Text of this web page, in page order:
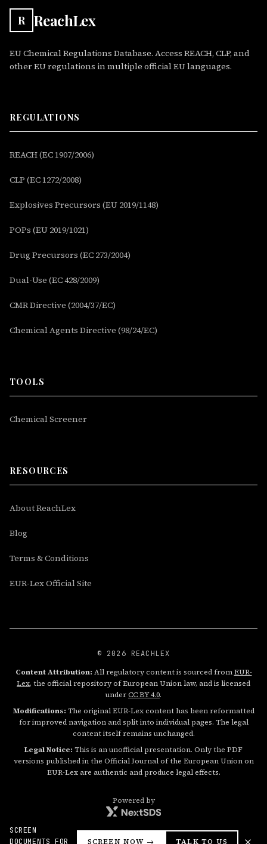
R ReachLex
EU Chemical Regulations Database. Access REACH, CLP, and
other EU regulations in multiple official EU languages.
REGULATIONS
REACH (EC 1907/2006)
CLP (EC 1272/2008)
Explosives Precursors (EU 2019/1148)
POPs (EU 2019/1021)
Drug Precursors (EC 273/2004)
Dual-Use (EC 428/2009)
CMR Directive (2004/37/EC)
Chemical Agents Directive (98/24/EC)
TOOLS
Chemical Screener
RESOURCES
About ReachLex
Blog
Terms & Conditions
EUR-Lex Official Site
© 2026 REACHLEX
Content Attribution: All regulatory content is sourced fromEUR-
Lex, the official repository of European Union law, and is licensed
underCC BY 4.0.
Modifications: The original EUR-Lex content has been reformatted
for improved navigation and split into individual pages. The legal
content itself remains unchanged.
Legal Notice: This is an unofficial presentation. Only the PDF
versions published in the Official Journal of the European Union on
EUR-Lex are authentic and produce legal effects.
Powered by
SCREEN
DOCUMENTS FOR
SCREEN NOW → TALK TO US